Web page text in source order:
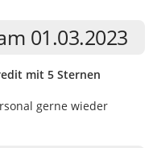
01.03.2023
mit 5 Sternen
gerne wieder